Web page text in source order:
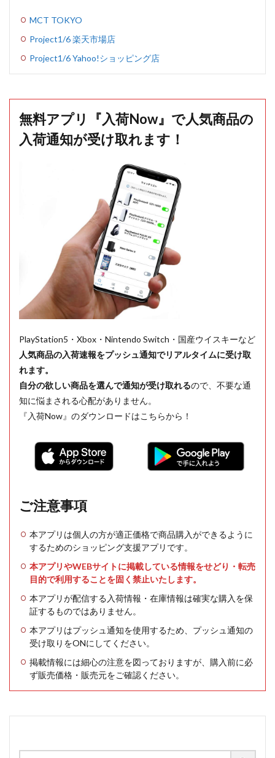
MCT TOKYO
Project1/6 楽天市場店
Project1/6 Yahoo!ショッピング店
無料アプリ『入荷Now』で人気商品の
入荷通知が受け取れます！
PlayStation5・Xbox・Nintendo Switch・国産ウイスキーなど
人気商品の入荷速報をプッシュ通知でリアルタイムに受け取
れます。
自分の欲しい商品を選んで通知が受け取れるので、不要な通
知に悩まされる心配がありません。
『入荷Now』のダウンロードはこちらから！
ご注意事項
本アプリは個人の方が適正価格で商品購入ができるように
するためのショッピング支援アプリです。
本アプリやWEBサイトに掲載している情報をせどり・転売
目的で利用することを固く禁止いたします。
本アプリが配信する入荷情報・在庫情報は確実な購入を保
証するものではありません。
本アプリはプッシュ通知を使用するため、プッシュ通知の
受け取りをONにしてください。
掲載情報には細心の注意を図っておりますが、購入前に必
ず販売価格・販売元をご確認ください。